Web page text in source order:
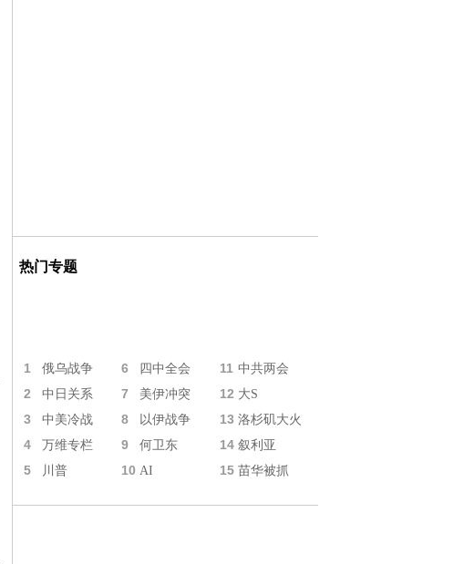
热门专题
1 俄乌战争 6 四中全会 11 中共两会
2 中日关系 7 美伊冲突 12 大S
3 中美冷战 8 以伊战争 13 洛杉矶大火
4 万维专栏 9 何卫东 14 叙利亚
5 川普 10 AI 15 苗华被抓